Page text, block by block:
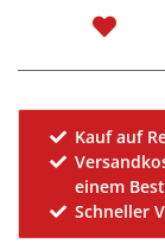
Kauf auf
einem
Schneller